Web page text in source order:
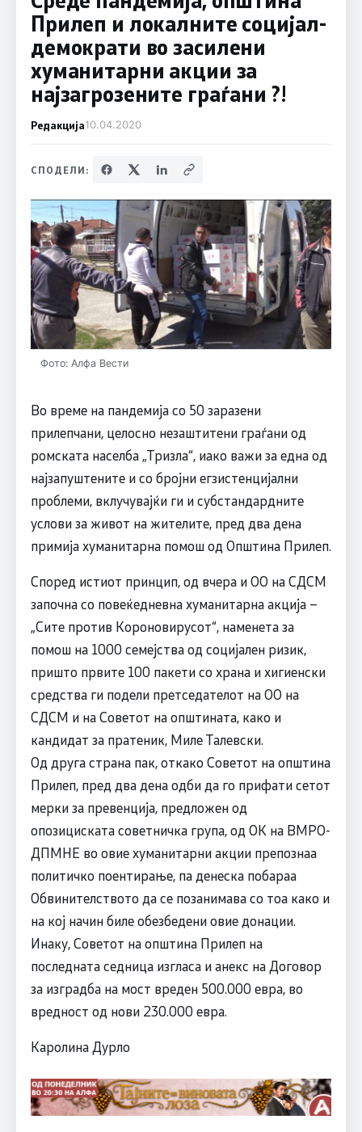
Прилеп и локалните социјал-
демократи во засилени
хуманитарни акции за
најзагрозените граѓани ?!
Редакција10.04.2020
СПОДЕЛИ:
Фото: Алфа Вести
Во време на пандемија со 50 заразени
прилепчани, целосно незаштитени граѓани од
ромската населба „Тризла“, иако важи за една од
најзапуштените и со бројни егзистенцијални
проблеми, вклучувајќи ги и субстандардните
услови за живот на жителите, пред два дена
примија хуманитарна помош од Општина Прилеп.
Според истиот принцип, од вчера и ОО на СДСМ
започна со повеќедневна хуманитарна акција –
„Сите против Короновирусот“, наменета за
помош на 1000 семејства од социјален ризик,
пришто првите 100 пакети со храна и хигиенски
средства ги подели претседателот на ОО на
СДСМ и на Советот на општината, како и
кандидат за пратеник, Миле Талевски.
Од друга страна пак, откако Советот на општина
Прилеп, пред два дена одби да го прифати сетот
мерки за превенција, предложен од
опозициската советничка група, од ОК на ВМРО-
ДПМНЕ во овие хуманитарни акции препознаа
политичко поентирање, па денеска побараа
Обвинителството да се позанимава со тоа како и
на кој начин биле обезбедени овие донации.
Инаку, Советот на општина Прилеп на
последната седница изгласа и анекс на Договор
за изградба на мост вреден 500.000 евра, во
вредност од нови 230.000 евра.
Каролина Дурло